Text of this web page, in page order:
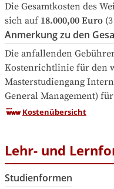
Die Gesamtkosten des
sich auf 18.000,00 Euro
Anmerkung zu den
Die anfallenden
Kostenrichtlinie für den
Masterstudiengang
General Management)
Kostenübersicht
Lehr- und
Studienformen